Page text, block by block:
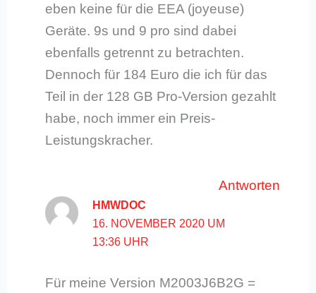
eben keine für die EEA (joyeuse)
Geräte. 9s und 9 pro sind dabei
ebenfalls getrennt zu betrachten.
Dennoch für 184 Euro die ich für das
Teil in der 128 GB Pro-Version gezahlt
habe, noch immer ein Preis-
Leistungskracher.
Antworten
HMWDOC
16. NOVEMBER 2020 UM
13:36 UHR
Für meine Version M2003J6B2G =